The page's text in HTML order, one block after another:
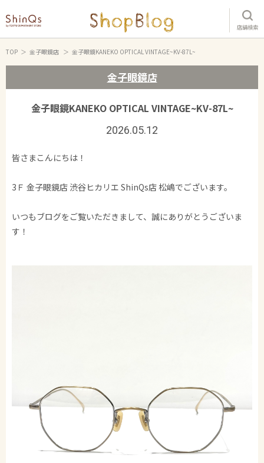
店舗検索
TOP 金子眼鏡店 金子眼鏡KANEKO OPTICAL VINTAGE~KV-87L~
金子眼鏡店
金子眼鏡KANEKO OPTICAL VINTAGE~KV-87L~
2026.05.12
皆さまこんにちは！
3Ｆ 金子眼鏡店 渋谷ヒカリエ ShinQs店 松嶋でございます。
いつもブログをご覧いただきまして、誠にありがとうございま
す！